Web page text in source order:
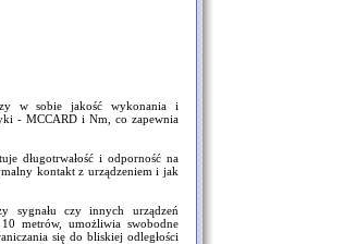
w sobie jakość wykonania i
- MCCARD i Nm, co zapewnia
długotrwałość i odporność na
kontakt z urządzeniem i jak
sygnału czy innych urządzeń
metrów, umożliwia swobodne
się do bliskiej odległości